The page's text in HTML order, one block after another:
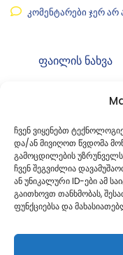
ჩვენ ვიყენებთ
და/ან მივიღოთ წვდომა
გამოცდილების
ჩვენ შეგვიძლია
ან უნიკალური ID-ები ამ
გაითხოვთ თანხმობას,
ფუნქციებსა და
კომენტარები ჯერ არ
ფაილის ნახვა
ფაილის ტიპი:
ბრძანებები
ID:ბ49.